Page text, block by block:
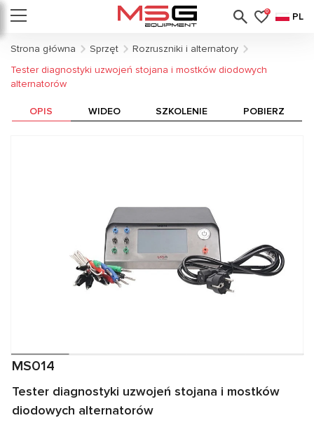
0 PL
Strona główna Sprzęt
Rozruszniki i alternatory
Tester diagnostyki uzwojeń stojana i mostków diodowych
alternatorów
MS014
Tester diagnostyki uzwojeń stojana i mostków
diodowych alternatorów
OPIS WIDEO SZKOLENIE POBIERZ